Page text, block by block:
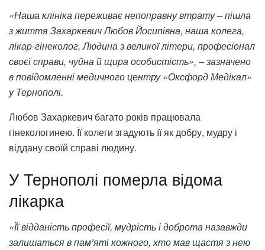
«Наша клініка переживає непоправну втрату – пішла
з життя Захаркевич Любов Йосипівна, наша колега,
лікар-гінеколог, Людина з великої літери, професіонал
своєї справи, чуйна й щира особистість», – зазначено
в повідомленні медичного центру «Оксфорд Медікал»
у Тернополі.
Любов Захаркевич багато років працювала
гінекологинею. Її колеги згадують її як добру, мудру і
віддану своїй справі людину.
У Тернополі померла відома
лікарка
«Її відданість професії, мудрість і доброта назавжди
залишаться в пам’яті кожного, хто мав щастя з нею